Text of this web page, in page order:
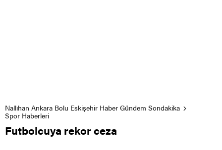
Nallıhan Ankara Bolu Eskişehir Haber Gündem Sondakika
Spor Haberleri
Futbolcuya rekor ceza